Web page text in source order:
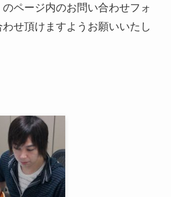
のページ内のお問い合わせフォ
せ頂けますようお願いいたし